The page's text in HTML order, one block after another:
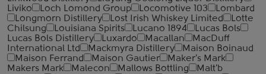
Liviko
Loch Lomond Group Locomotive 103
Lombard
Longmorn Distillery
Lost Irish Whiskey Limited
Lotte
Chilsung
Louisiana Spirits Lucano 1894
Lucas Bols
Lucas Bols Distillery
Luxardo Macallan
MacDuff
International Ltd
Mackmyra Distillery
Maison Boinaud
Maison Ferrand
Maison Gautier
Maker's Mark
Makers Mark
Malecon Mallows Bottling
Malt'b